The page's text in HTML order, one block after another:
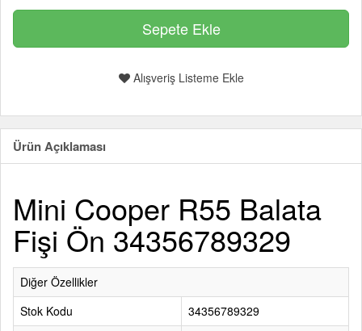
Alışveriş Listeme Ekle
Ürün Açıklaması
Mini Cooper R55 Balata
Fişi Ön 34356789329
Diğer Özellikler
Stok Kodu
34356789329